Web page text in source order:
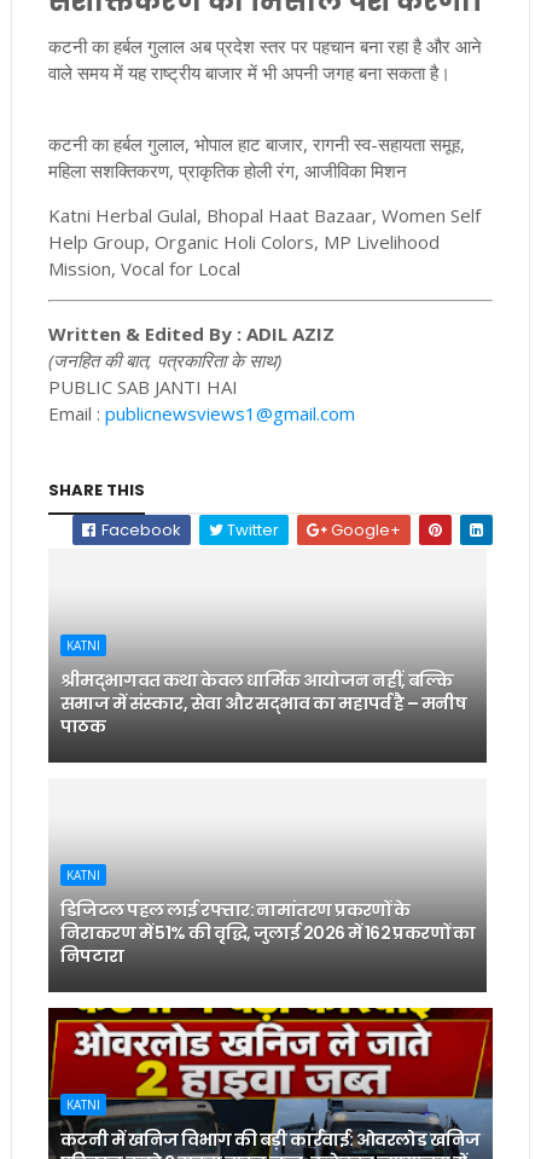
कटनी का हर्बल गुलाल अब प्रदेश स्तर पर पहचान बना रहा है और आने
वाले समय में यह राष्ट्रीय बाजार में भी अपनी जगह बना सकता है।
कटनी का हर्बल गुलाल, भोपाल हाट बाजार, रागनी स्व-सहायता समूह,
महिला सशक्तिकरण, प्राकृतिक होली रंग, आजीविका मिशन
Katni Herbal Gulal, Bhopal Haat Bazaar, Women Self
Help Group, Organic Holi Colors, MP Livelihood
Mission, Vocal for Local
Written & Edited By : ADIL AZIZ
(जनहित की बात, पत्रकारिता के साथ)
PUBLIC SAB JANTI HAI
Email : publicnewsviews1@gmail.com
SHARE THIS
Facebook
Twitter Google+
KATNI
श्रीमद्भागवत कथा केवल धार्मिक आयोजन नहीं, बल्कि
समाज में संस्कार, सेवा और सद्भाव का महापर्व है – मनीष
पाठक
KATNI
डिजिटल पहल लाई रफ्तार: नामांतरण प्रकरणों के
निराकरण में 51% की वृद्धि, जुलाई 2026 में 162 प्रकरणों का
निपटारा
KATNI
कटनी में खनिज विभाग की बड़ी कार्रवाई: ओवरलोड खनिज